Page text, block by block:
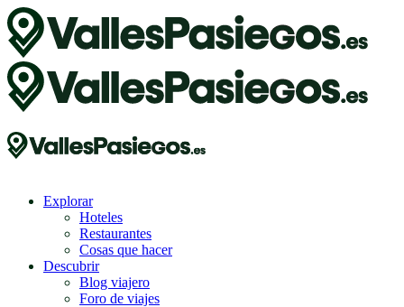
Explorar
Hoteles
Restaurantes
Cosas que hacer
Descubrir
Blog viajero
Foro de viajes